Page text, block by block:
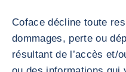
Coface décline toute
dommages, perte ou
résultant de l’accès et/